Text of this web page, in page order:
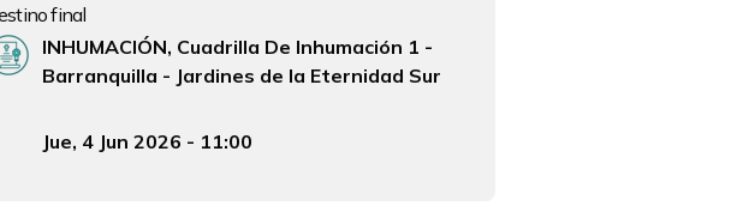
final
Ceremonia
INHUMACIÓN, Cuadrilla De Inhumación 1 -
Barranquilla - Jardines de la Eternidad Sur
y hora Ceremonia
Jue, 4 Jun 2026 - 11:00